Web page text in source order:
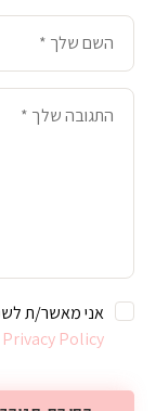
Privacy Policy